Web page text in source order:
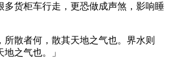
多货柜车行走，更恐做成声煞，影响睡
所散者何，散其天地之气也。界水则
之气也。」